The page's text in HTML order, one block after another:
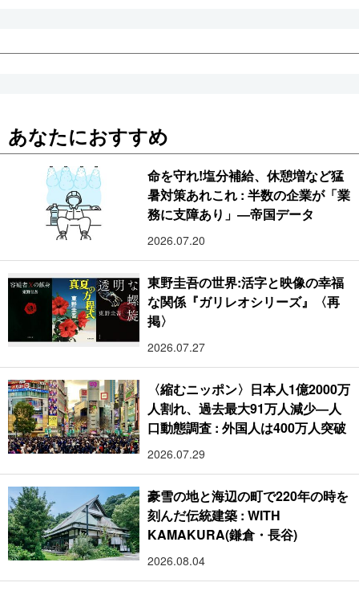
あなたにおすすめ
命を守れ!塩分補給、休憩増など猛
暑対策あれこれ : 半数の企業が「業
務に支障あり」―帝国データ
2026.07.20
東野圭吾の世界:活字と映像の幸福
な関係『ガリレオシリーズ』〈再
掲〉
2026.07.27
〈縮むニッポン〉日本人1億2000万
人割れ、過去最大91万人減少―人
口動態調査 : 外国人は400万人突破
2026.07.29
豪雪の地と海辺の町で220年の時を
刻んだ伝統建築 : WITH
KAMAKURA(鎌倉・長谷)
2026.08.04